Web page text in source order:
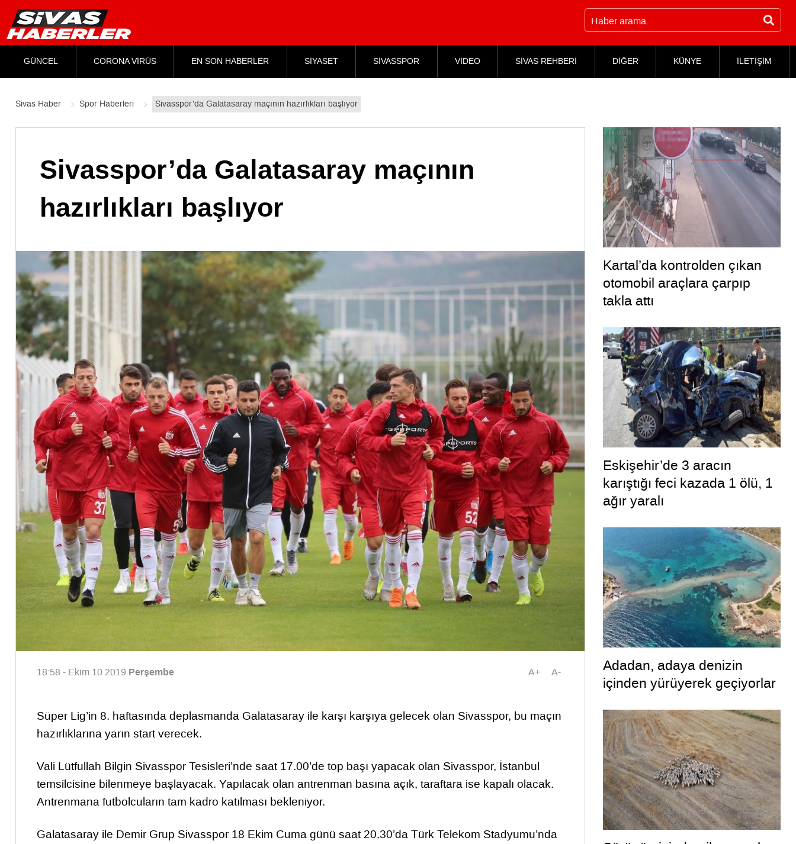
GÜNCEL CORONA VİRÜS EN SON HABERLER SİYASET SİVASSPOR VİDEO SİVAS REHBERİ DİĞER KÜNYE İLETİŞİM
Sivas Haber Spor Haberleri Sivasspor’da Galatasaray maçının hazırlıkları başlıyor
Sivasspor’da Galatasaray maçının
hazırlıkları başlıyor
18:58 - Ekim 10 2019 Perşembe A+ A-
Süper Lig’in 8. haftasında deplasmanda Galatasaray ile karşı karşıya gelecek olan Sivasspor, bu maçın
hazırlıklarına yarın start verecek.
Vali Lütfullah Bilgin Sivasspor Tesisleri’nde saat 17.00’de top başı yapacak olan Sivasspor, İstanbul
temsilcisine bilenmeye başlayacak. Yapılacak olan antrenman basına açık, taraftara ise kapalı olacak.
Antrenmana futbolcuların tam kadro katılması bekleniyor.
Galatasaray ile Demir Grup Sivasspor 18 Ekim Cuma günü saat 20.30’da Türk Telekom Stadyumu’nda
Kartal’da kontrolden çıkan
otomobil araçlara çarpıp
takla attı
Eskişehir’de 3 aracın
karıştığı feci kazada 1 ölü, 1
ağır yaralı
Adadan, adaya denizin
içinden yürüyerek geçiyorlar